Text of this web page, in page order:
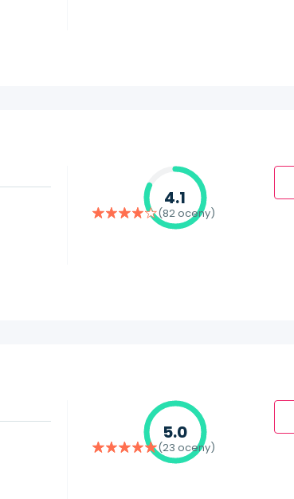
4.1
(82 oceny)
5.0
(23 oceny)